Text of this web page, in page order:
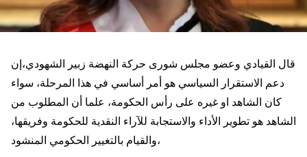
قال القيادي وعضو مجلس شورى حركة النهضة زبير الشهودي،إن
دعم الاستقرار السياسي هو أمر أساسي في هذا المرحلة، سواء
كان الشاهد او غيره على رأس الحكومة، علما أن المطلوب من
الشاهد هو تطوير الأداء والاستجابة للآراء النقدية للحكومة وفريقها،
والقيام بالتغيير الحكومي المنشود،